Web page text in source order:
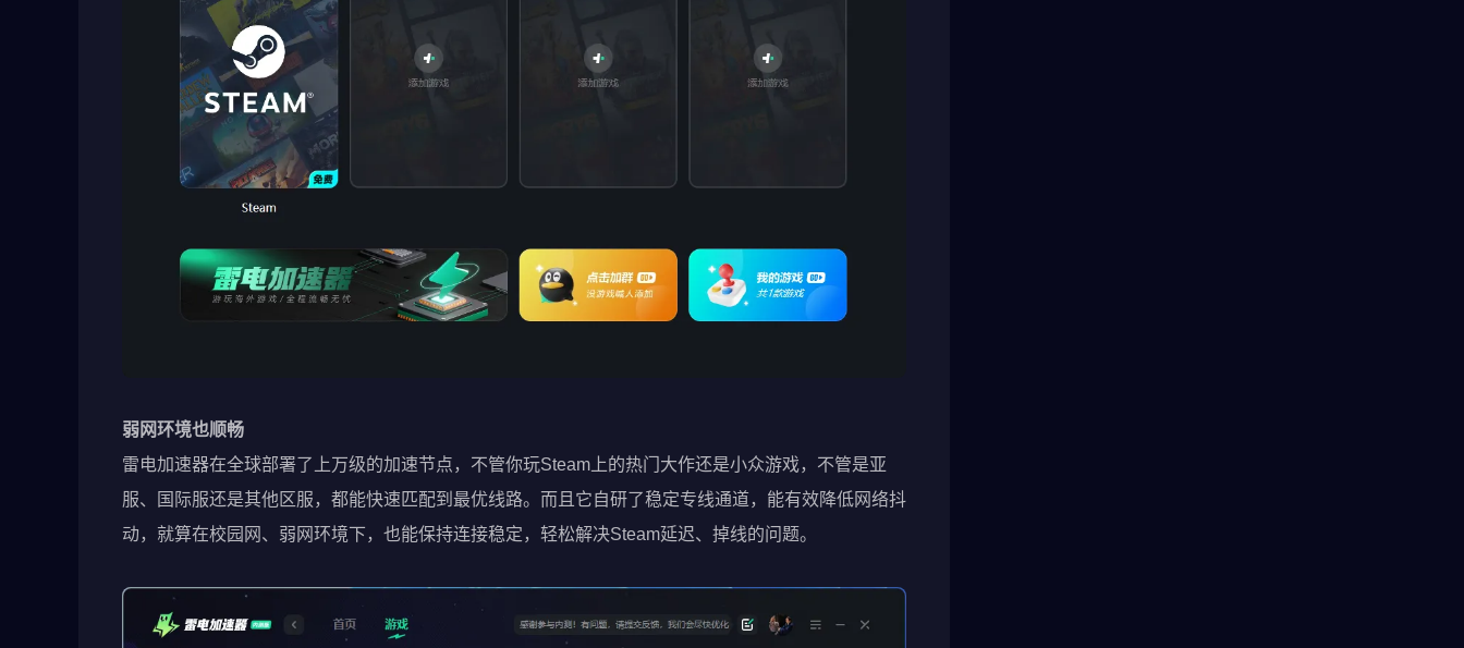
弱网环境也顺畅
雷电加速器在全球部署了上万级的加速节点，不管你玩Steam上的热门大作还是小众游戏，不管是亚
服、国际服还是其他区服，都能快速匹配到最优线路。而且它自研了稳定专线通道，能有效降低网络抖
动，就算在校园网、弱网环境下，也能保持连接稳定，轻松解决Steam延迟、掉线的问题。